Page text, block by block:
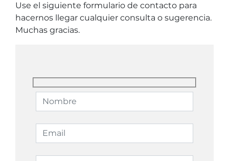
Use el siguiente formulario de contacto para
hacernos llegar cualquier consulta o sugerencia.
Muchas gracias.